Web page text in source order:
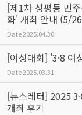
[제1차 성평등 민
화' 개최 안내 (5/
Date2025.04.30
[여성대회] '3·8 여
Date2025.03.31
[뉴스레터] 2025
개최 후기